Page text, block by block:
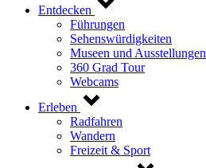
Entdecken
Führungen
Sehenswürdigkeiten
Museen und Ausstellungen
360 Grad Tour
Webcams
Erleben
Radfahren
Wandern
Freizeit & Sport